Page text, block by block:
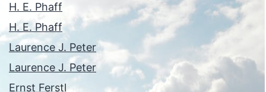
H. E. Phaff
H. E. Phaff
Laurence J. Peter
Laurence J. Peter
Ernst Ferstl